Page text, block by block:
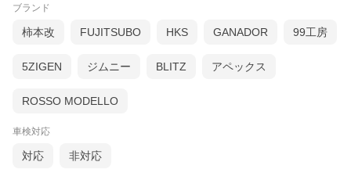
ブランド
柿本改 FUJITSUBO HKS GANADOR 99工房
5ZIGEN ジムニー BLITZ アペックス
ROSSO MODELLO
車検対応
対応 非対応